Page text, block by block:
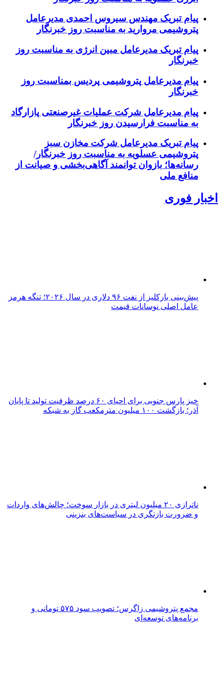
پیام تبریک مهندس سیروس احمدی مدیرعامل
پتروشیمی مروارید به مناسبت روز خبرنگار
پیام تبریک مدیرعامل مبین انرژی به مناسبت روز
خبرنگار
پیام مدیرعامل پتروشیمی پردیس بمناسبت روز
خبرنگار
پیام مدیرعامل شرکت عملیات غیرصنعتی پازارگاد
به مناسبت فرارسیدن روز خبرنگار
پیام تبریک مدیرعامل شرکت مخازن سبز
پتروشیمی عسلویه به مناسبت روز خبرنگار/
رسانه‌ها؛ بازوان توانمند آگاهی‌بخشی و صیانت از
منافع ملی
اخبار فوری
پیش‌بینی بارکلیز از نفت ۹۶ دلاری در سال ۲۰۲۶؛ تنگه هرمز
عامل اصلی نوسانات قیمت
خیز پارس جنوبی برای احیای ۶۰ درصد ظرفیت تولید تا پایان
آذر؛ بازگشت ۱۰۰ میلیون مترمکعب گاز به شبکه
ناترازی ۲۰ میلیون لیتری در بازار سوخت؛ چالش‌های واردات
و ضرورت بازنگری در سیاست‌های بنزینی
مجمع پتروشیمی زاگرس؛ تصویب سود ۵۷۵ تومانی و
برنامه‌های توسعه‌ای